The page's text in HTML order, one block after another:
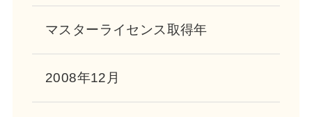
マスターライセンス取得年
2008年12月